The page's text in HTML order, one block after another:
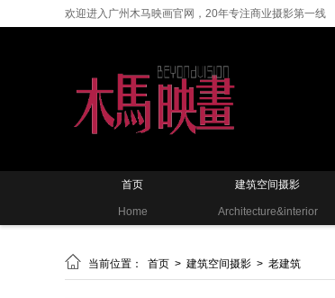
欢迎进入广州木马映画官网，20年专注商业摄影第一线
首页
Home
建筑空间摄影
Architecture&interior
 当前位置： 首页 > 建筑空间摄影 > 老建筑